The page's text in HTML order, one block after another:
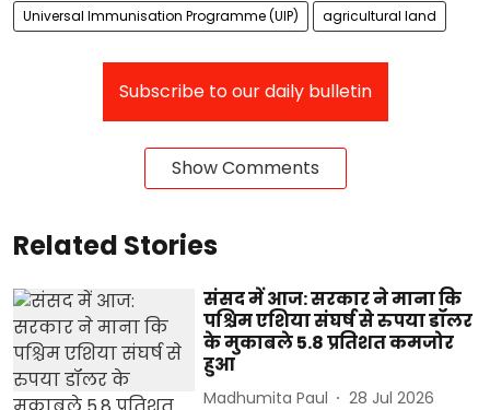
Universal Immunisation Programme (UIP) agricultural land
Subscribe to our daily bulletin
Show Comments
Related Stories
संसद में आज: सरकार ने माना कि
पश्चिम एशिया संघर्ष से रुपया डॉलर
के मुकाबले 5.8 प्रतिशत कमजोर
हुआ
Madhumita Paul 28 Jul 2026